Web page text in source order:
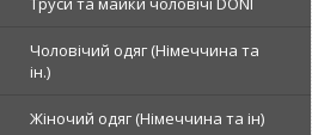
Чоловічий одяг (Німеччина та
ін.)
Жіночий одяг (Німеччина та ін)